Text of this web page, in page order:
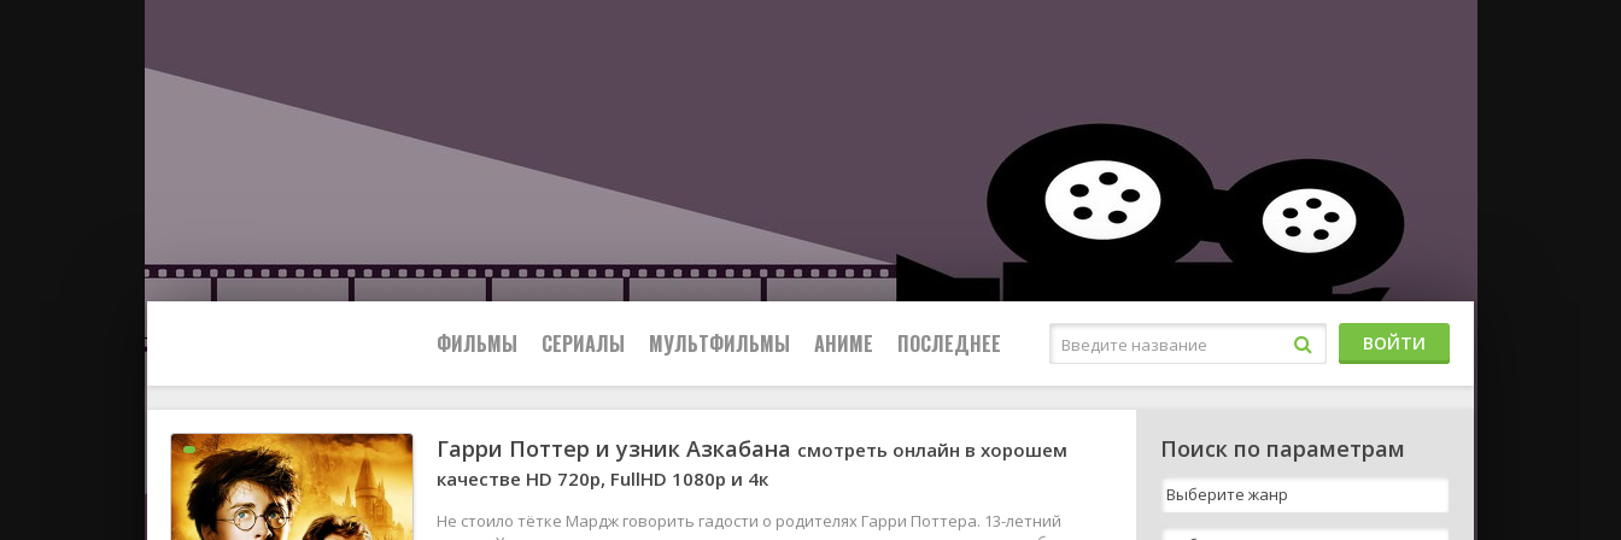
ФИЛЬМЫ
Все
Боевики
Криминал
Приключения
СЕРИАЛЫ МУЛЬТФИЛЬМЫ АНИМЕ ПОСЛЕДНЕЕ
Все
ВОЙТИ
Гарри Поттер и узник Азкабана смотреть онлайн в хорошем
качестве HD 720p, FullHD 1080р и 4к
Не стоило тётке Мардж говорить гадости о родителях Гарри Поттера. 13-летний
Поиск по параметрам